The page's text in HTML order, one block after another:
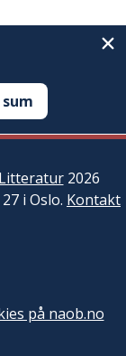
2026
i Oslo. Kontakt
på naob.no